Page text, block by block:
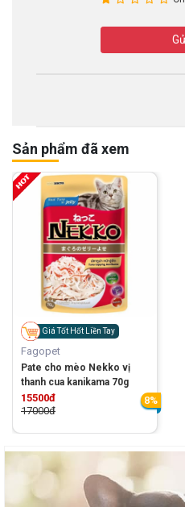
Sản phẩm đã xem
Giá Tốt Hốt Liền Tay
Fagopet
Pate cho mèo Nekko vị
thanh cua kanikama 70g
15500đ
17000đ
8%